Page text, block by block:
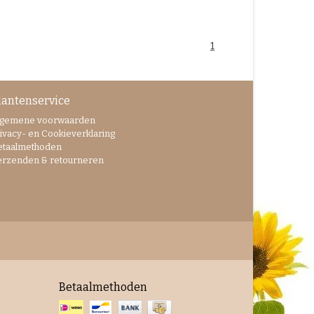
1
voorwaarden
en Cookieverklaring
& retourneren
Betaalmethoden